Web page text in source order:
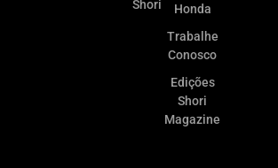
Shori
Honda
Trabalhe
Conosco
Edições
Shori
Magazine